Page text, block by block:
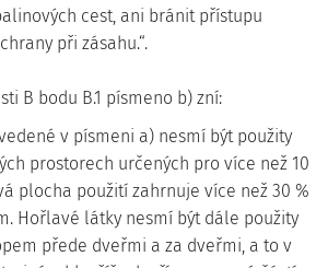
cest, ani bránit přístupu
při zásahu.“.
B bodu B.1 písmeno b) zní:
v písmeni a) nesmí být použity
prostorech určených pro více než 10
plocha použití zahrnuje více než 30 %
Hořlavé látky nesmí být dále použity
přede dveřmi a za dveřmi, a to v